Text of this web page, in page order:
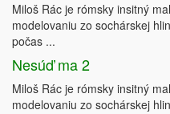
Miloš Rác je rómsky insitný
modelovaniu zo sochárskej
počas ...
Nesúď ma 2
Miloš Rác je rómsky insitný
modelovaniu zo sochárskej